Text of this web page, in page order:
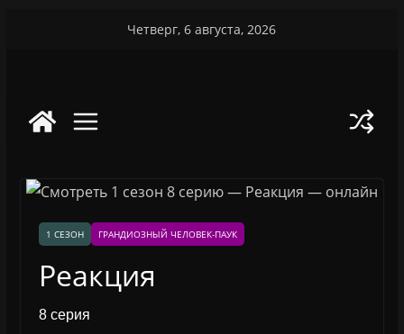
Четверг, 6 августа, 2026
1 СЕЗОН ГРАНДИОЗНЫЙ ЧЕЛОВЕК-ПАУК
Реакция
8 серия